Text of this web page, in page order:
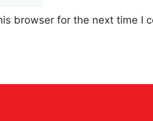
browser for the next time I